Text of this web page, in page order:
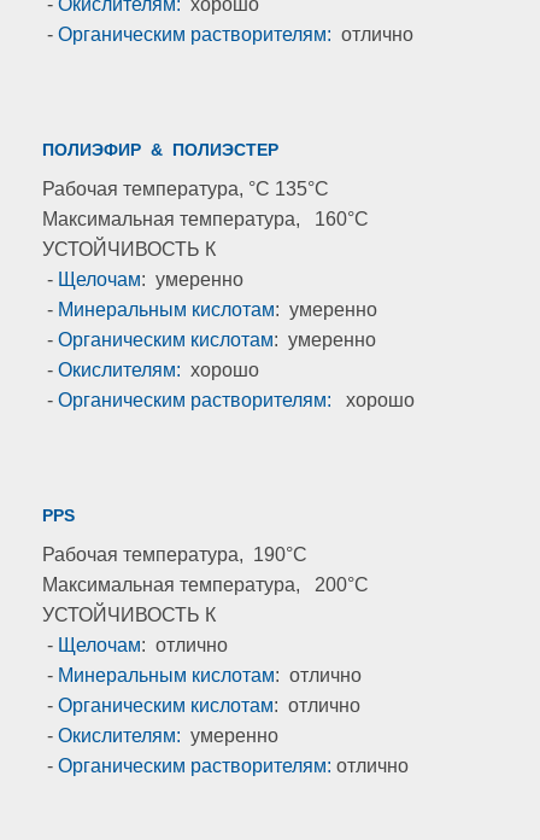
- Окислителям: хорошо
- Органическим растворителям: отлично
ПОЛИЭФИР & ПОЛИЭСТЕР
Рабочая температура, °C 135°C
Максимальная температура, 160°C
УСТОЙЧИВОСТЬ К
- Щелочам: умеренно
- Минеральным кислотам: умеренно
- Органическим кислотам: умеренно
- Окислителям: хорошо
- Органическим растворителям: хорошо
PPS
Рабочая температура, 190°C
Максимальная температура, 200°C
УСТОЙЧИВОСТЬ К
- Щелочам: отлично
- Минеральным кислотам: отлично
- Органическим кислотам: отлично
- Окислителям: умеренно
- Органическим растворителям: отлично